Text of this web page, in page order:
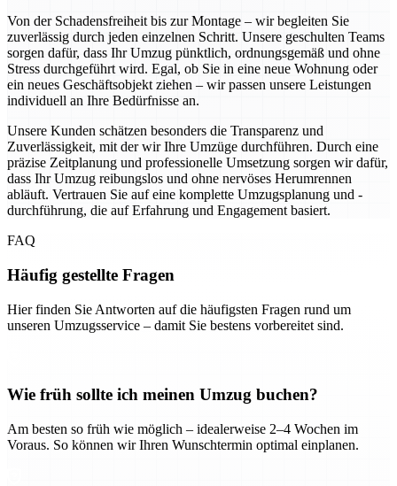
Von der Schadensfreiheit bis zur Montage – wir begleiten Sie
zuverlässig durch jeden einzelnen Schritt. Unsere geschulten Teams
sorgen dafür, dass Ihr Umzug pünktlich, ordnungsgemäß und ohne
Stress durchgeführt wird. Egal, ob Sie in eine neue Wohnung oder
ein neues Geschäftsobjekt ziehen – wir passen unsere Leistungen
individuell an Ihre Bedürfnisse an.
Unsere Kunden schätzen besonders die Transparenz und
Zuverlässigkeit, mit der wir Ihre Umzüge durchführen. Durch eine
präzise Zeitplanung und professionelle Umsetzung sorgen wir dafür,
dass Ihr Umzug reibungslos und ohne nervöses Herumrennen
abläuft. Vertrauen Sie auf eine komplette Umzugsplanung und -
durchführung, die auf Erfahrung und Engagement basiert.
FAQ
Häufig gestellte Fragen
Hier finden Sie Antworten auf die häufigsten Fragen rund um
unseren Umzugsservice – damit Sie bestens vorbereitet sind.
Wie früh sollte ich meinen Umzug buchen?
Am besten so früh wie möglich – idealerweise 2–4 Wochen im
Voraus. So können wir Ihren Wunschtermin optimal einplanen.